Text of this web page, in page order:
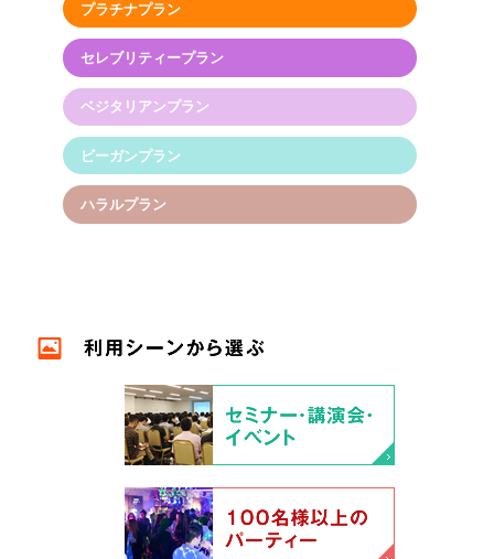
プラチナプラン
セレブリティープラン
ベジタリアンプラン
ビーガンプラン
ハラルプラン